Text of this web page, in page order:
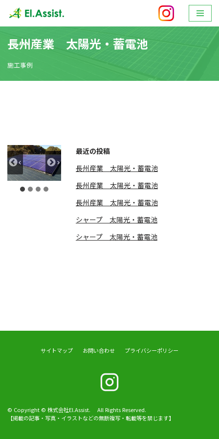
コ
ン
テ
ン
ホーム»長州産業 太陽光・蓄電池
長州産業 太陽光・蓄電池
施工事例
最近の投稿
長州産業 太陽光・蓄電池
長州産業 太陽光・蓄電池
長州産業 太陽光・蓄電池
シャープ 太陽光・蓄電池
シャープ 太陽光・蓄電池
サイトマップ お問い合わせ プライバシーポリシー
© Copyright © 株式会社El.Assist. All Rights Reserved.
【掲載の記事・写真・イラストなどの無断複写・転載等を禁じます】